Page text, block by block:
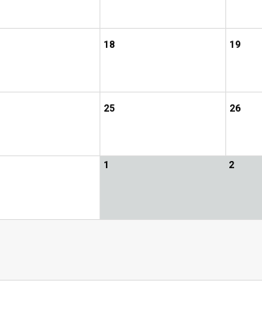
18 19
25 26
1 2